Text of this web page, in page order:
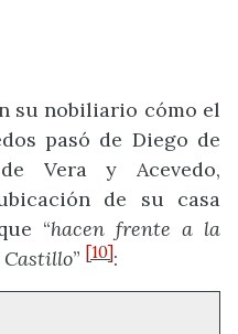
su nobiliario cómo el
pasó de Diego de
Vera y Acevedo,
de su casa
“hacen frente a la
” [10]: